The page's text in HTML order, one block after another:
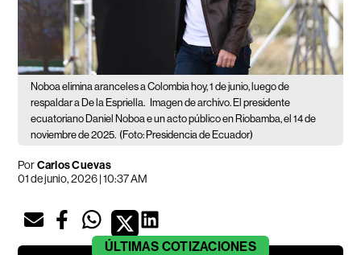
Noboa elimina aranceles a Colombia hoy, 1 de junio, luego de
respaldar a De la Espriella. Imagen de archivo. El presidente
ecuatoriano Daniel Noboa e un acto público en Riobamba, el 14 de
noviembre de 2025. (Foto: Presidencia de Ecuador)
PorCarlos Cuevas
01 de junio, 2026 | 10:37 AM
ÚLTIMAS COTIZACIONES